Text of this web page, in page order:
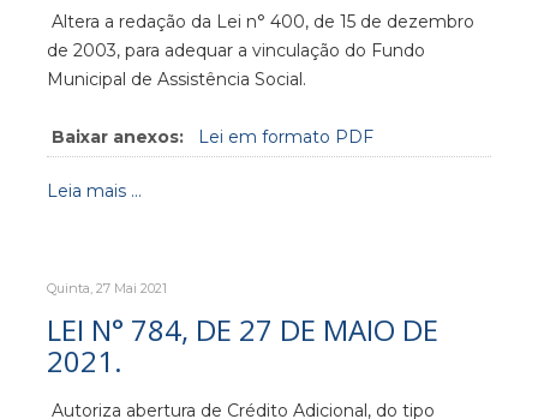
Altera a redação da Lei n° 400, de 15 de dezembro
de 2003, para adequar a vinculação do Fundo
Municipal de Assistência Social.
Baixar anexos: Lei em formato PDF
Leia mais ...
Quinta, 27 Mai 2021
LEI N° 784, DE 27 DE MAIO DE
2021.
Autoriza abertura de Crédito Adicional, do tipo